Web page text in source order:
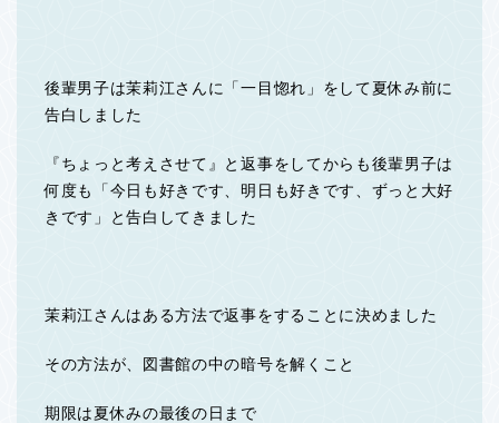
後輩男子は茉莉江さんに「一目惚れ」をして夏休み前に
告白しました
『ちょっと考えさせて』と返事をしてからも後輩男子は
何度も「今日も好きです、明日も好きです、ずっと大好
きです」と告白してきました
茉莉江さんはある方法で返事をすることに決めました
その方法が、図書館の中の暗号を解くこと
期限は夏休みの最後の日まで